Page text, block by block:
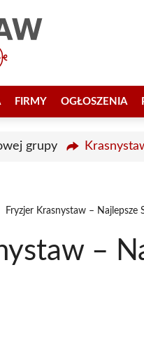
FIRMY OGŁOSZENIA
grupy
Fryzjer Krasnystaw – Najlepsze
–